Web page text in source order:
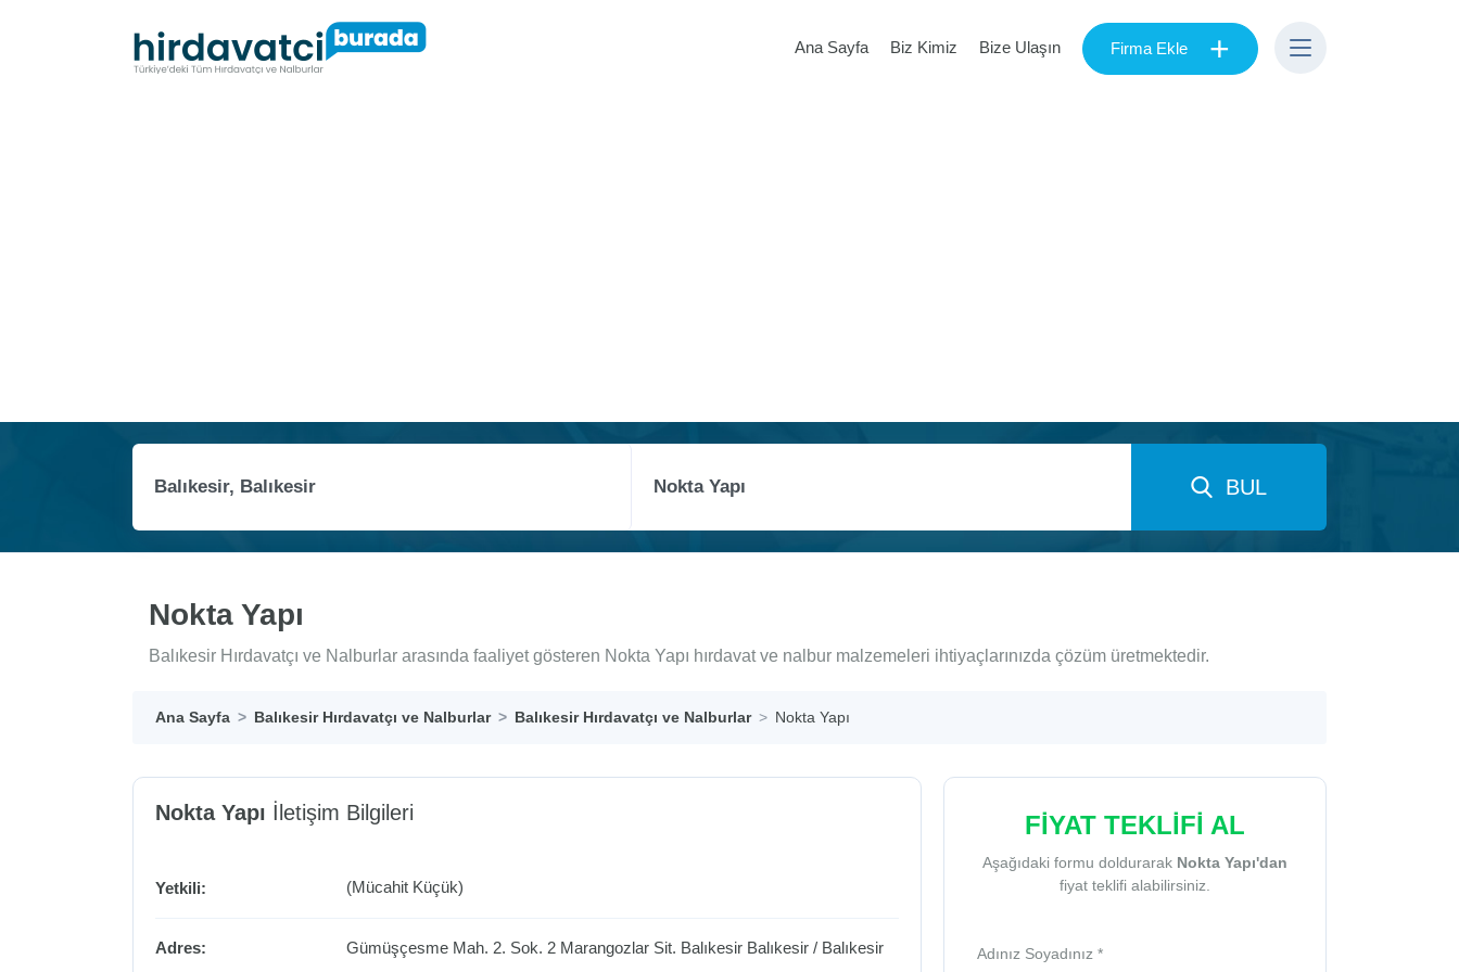
Ana Sayfa Biz Kimiz Bize Ulaşın Firma Ekle +
BUL
Nokta Yapı
Balıkesir Hırdavatçı ve Nalburlar arasında faaliyet gösteren Nokta Yapı hırdavat ve nalbur malzemeleri ihtiyaçlarınızda çözüm üretmektedir.
Ana Sayfa Balıkesir Hırdavatçı ve Nalburlar Balıkesir Hırdavatçı ve Nalburlar Nokta Yapı
Nokta Yapı İletişim Bilgileri
Yetkili: (Mücahit Küçük)
Adres: Gümüşçesme Mah. 2. Sok. 2 Marangozlar Sit. Balıkesir Balıkesir / Balıkesir
FİYAT TEKLİFİ AL
Aşağıdaki formu doldurarak Nokta Yapı'dan
fiyat teklifi alabilirsiniz.
Adınız Soyadınız *